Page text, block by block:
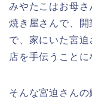
みやたこはお母さ
焼き屋さんで、開
で、家にいた宮
店を手伝うことに
そんな宮迫さん